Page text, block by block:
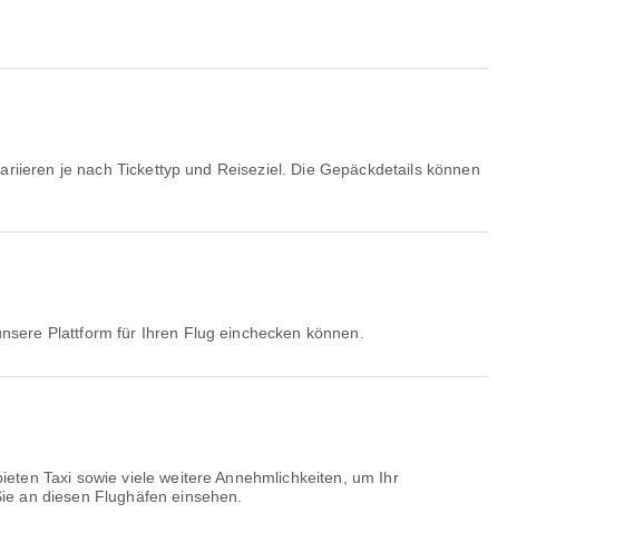
Plattform für Ihren Flug einchecken können.
Taxi sowie viele weitere Annehmlichkeiten, um Ihr
an diesen Flughäfen einsehen.